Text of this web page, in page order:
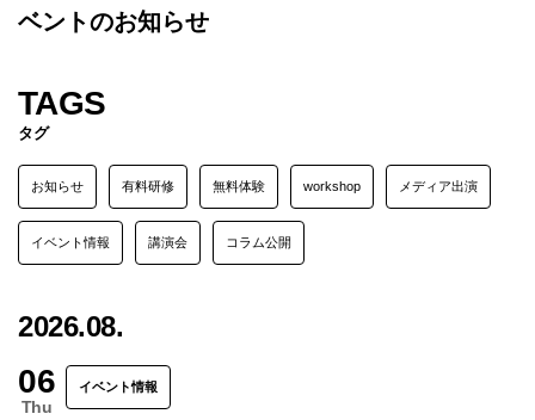
ベントのお知らせ
TAGS
タグ
お知らせ 有料研修 無料体験 workshop メディア出演
イベント情報 講演会 コラム公開
2026.08.
06
Thu
イベント情報